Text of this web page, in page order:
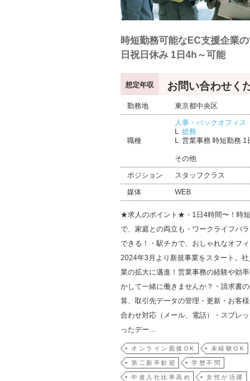
時短勤務可能なEC支援企業
日祝日休み 1日4h～可能
想定年収 お問い合わせく
勤務地 東京都中央区
職種
人事・バックオフィス
総務
営業事務 時短勤務 1
その他
ポジション
スタッフクラス
媒体
WEB
★求人のポイント★・1日4時間〜！時
で、家庭との両立も・ワークライフバ
できる！・駅チカで、おしゃれなオフ
2024年3月より新規事業をスタート。
業の拡大に邁進！営業事務の経験や効
かして一緒に働きませんか？・請求書
算、取引先データの管理・更新・お客
合わせ対応（メール、電話）・スプレ
ったデー…
オンライン面接OK 未経験OK
第二新卒歓迎 学歴不問
中途入社比率高め 女性が活躍